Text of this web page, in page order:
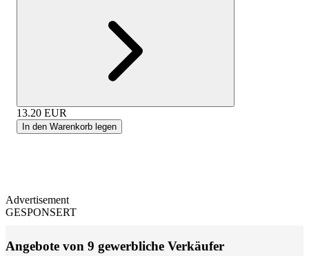
13.20 EUR
In den Warenkorb legen
Advertisement
GESPONSERT
Angebote von 9 gewerbliche Verkäufer